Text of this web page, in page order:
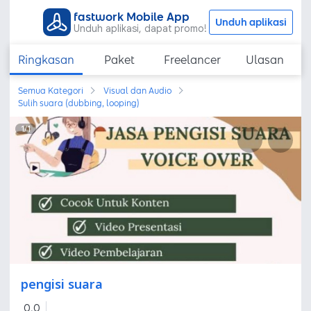
fastwork Mobile App
Unduh aplikasi, dapat promo! Unduh aplikasi
Ringkasan Paket Freelancer Ulasan
Semua Kategori
Visual dan Audio
Sulih suara (dubbing, looping)
1/1
pengisi suara
0,0